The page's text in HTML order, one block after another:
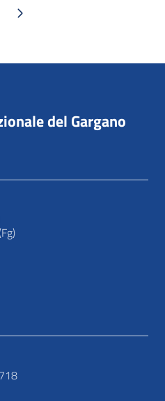
successiva
del Gargano